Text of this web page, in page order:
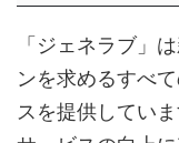
「ジェネラブ」
ンを求めるすべ
スを提供してい